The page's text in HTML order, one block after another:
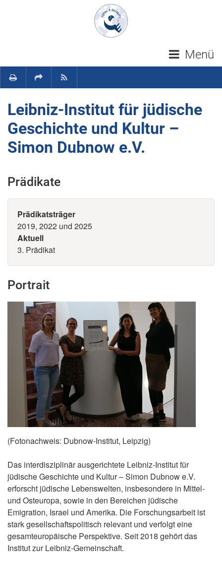
Navigation überspringen
Menü
Leibniz-Institut für jüdische
Geschichte und Kultur –
Simon Dubnow e.V.
Prädikate
Prädikatsträger
2019, 2022 und 2025
Aktuell
3. Prädikat
Portrait
(Fotonachweis: Dubnow-Institut, Leipzig)
Das interdisziplinär ausgerichtete Leibniz-Institut für
jüdische Geschichte und Kultur – Simon Dubnow e.V.
erforscht jüdische Lebenswelten, insbesondere in Mittel-
und Osteuropa, sowie in den Bereichen jüdische
Emigration, Israel und Amerika. Die Forschungsarbeit ist
stark gesellschaftspolitisch relevant und verfolgt eine
gesamteuropäische Perspektive. Seit 2018 gehört das
Institut zur Leibniz-Gemeinschaft.